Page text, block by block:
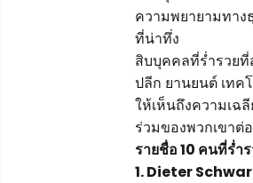
ความพยายามทาง
ที่น่าทึ่ง
สิบบุคคลที่ร่ำรวยที่
ปลีก ยานยนต์ เทค
ให้เห็นถึงความเฉ
ร่วมของพวกเขาต่
รายชื่อ 10 คนที่ร่ำ
1.Dieter